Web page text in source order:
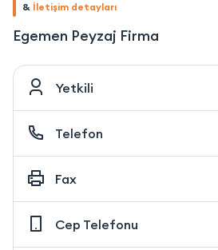
& İletişim detayları
Egemen Peyzaj Firma
Yetkili
Telefon
Fax
Cep Telefonu